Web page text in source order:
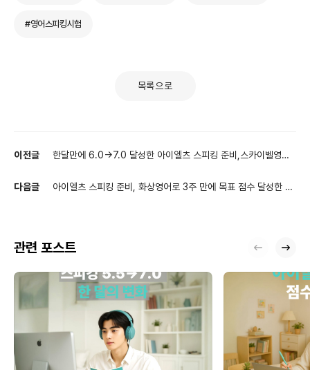
#영어스피킹시험
목록으로
이전글
한달만에 6.0->7.0 달성한 아이엘츠 스피킹 준비,스카이벨영어
다음글
아이엘츠 스피킹 준비, 화상영어로 3주 만에 목표 점수 달성한 후
관련 포스트